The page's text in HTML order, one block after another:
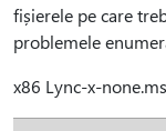
fișierele pe care
problemele
x86 Lync-x-